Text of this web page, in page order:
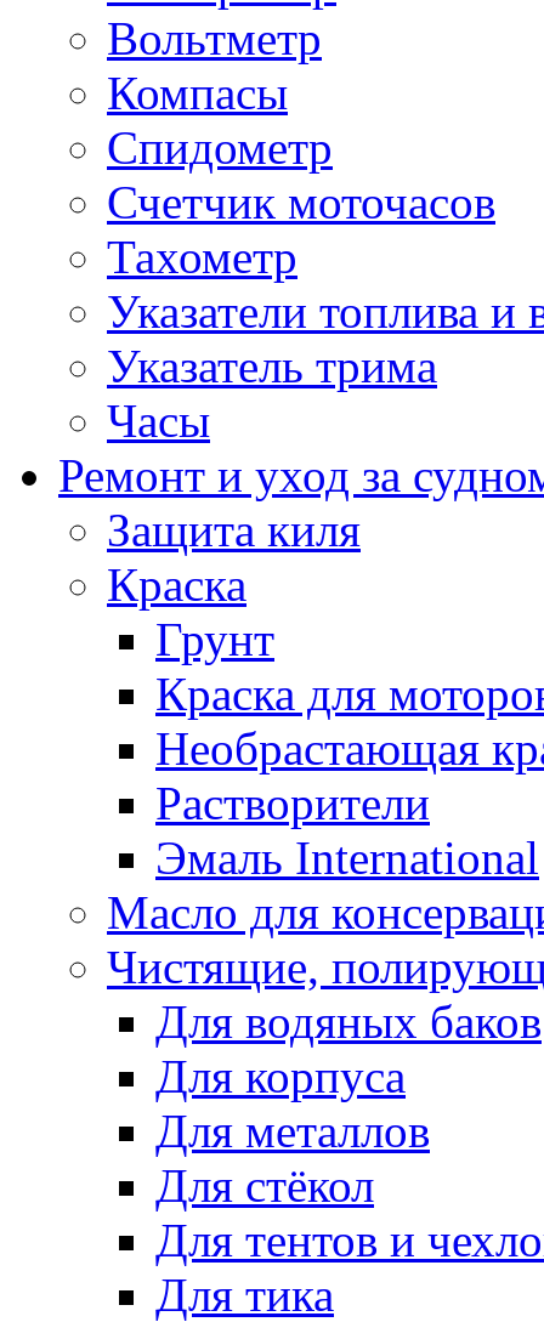
Вольтметр
Компасы
Спидометр
Счетчик моточасов
Тахометр
Указатели топлива и
Указатель трима
Часы
Ремонт и уход за
Защита киля
Краска
Грунт
Краска для
Необрастающая
Растворители
Эмаль International
Масло для
Чистящие,
Для водяных баков
Для корпуса
Для металлов
Для стёкол
Для тентов и
Для тика